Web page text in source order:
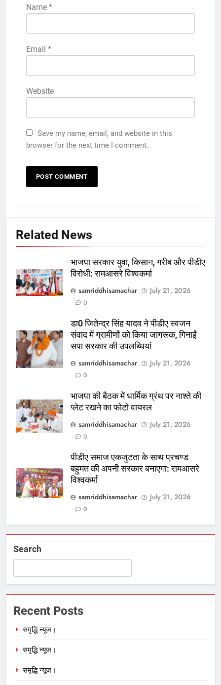
Name *
Email *
Website
Save my name, email, and website in this
browser for the next time I comment.
Related News
भाजपा सरकार युवा, किसान, गरीब और पीडीए
विरोधी: रामआसरे विश्वकर्मा
samriddhisamachar
July 21, 2026
0
डा0 जितेन्द्र सिंह यादव ने पीडीए स्वजन
संवाद में ग्रामीणों को किया जागरूक, गिनाईं
सपा सरकार की उपलब्धियां
samriddhisamachar
July 21, 2026
0
भाजपा की बैठक में धार्मिक ग्रंथ पर नाश्ते की
प्लेट रखने का फोटो वायरल
samriddhisamachar
July 21, 2026
0
पीडीए समाज एकजुटता के साथ प्रचण्ड
बहुमत की अपनी सरकार बनाएगा: रामआसरे
विश्वकर्मा
samriddhisamachar
July 21, 2026
0
Search
Recent Posts
समृद्धि न्यूज।
समृद्धि न्यूज।
समृद्धि न्यूज।